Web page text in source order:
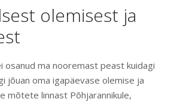
olemisest ja
osanud ma nooremast peast kuidagi
jõuan oma igapäevase olemise ja
mõtete linnast Põhjarannikule,